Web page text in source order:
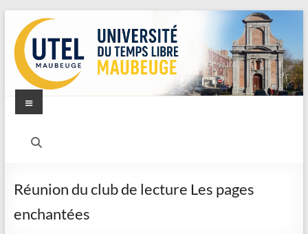
contenu
UTEL
Université
du
Menu
Réunion du club de lecture Les pages
enchantées